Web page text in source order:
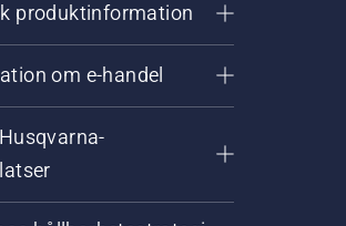
produktinformation
om e-handel